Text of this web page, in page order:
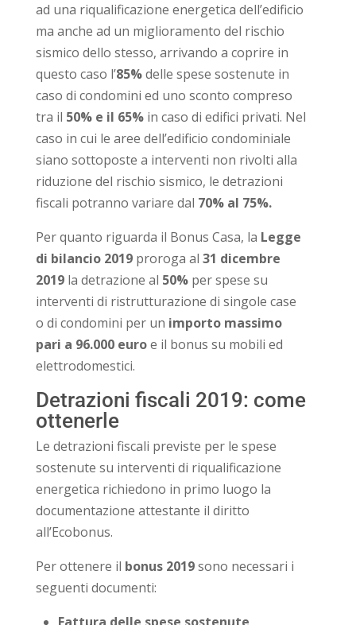
ad una riqualificazione energetica dell’edificio
ma anche ad un miglioramento del rischio
sismico dello stesso, arrivando a coprire in
questo caso l’85%delle spese sostenute in
caso di condomini ed uno sconto compreso
tra il 50% e il 65%in caso di edifici privati. Nel
caso in cui le aree dell’edificio condominiale
siano sottoposte a interventi non rivolti alla
riduzione del rischio sismico, le detrazioni
fiscali potranno variare dal 70% al 75%.
Per quanto riguarda il Bonus Casa, la Legge
di bilancio 2019proroga al 31 dicembre
2019la detrazione al 50%per spese su
interventi di ristrutturazione di singole case
o di condomini per un importo massimo
pari a 96.000 euroe il bonus su mobili ed
elettrodomestici.
Detrazioni fiscali 2019: come
ottenerle
Le detrazioni fiscali previste per le spese
sostenute su interventi di riqualificazione
energetica richiedono in primo luogo la
documentazione attestante il diritto
all’Ecobonus.
Per ottenere il bonus 2019sono necessari i
seguenti documenti: